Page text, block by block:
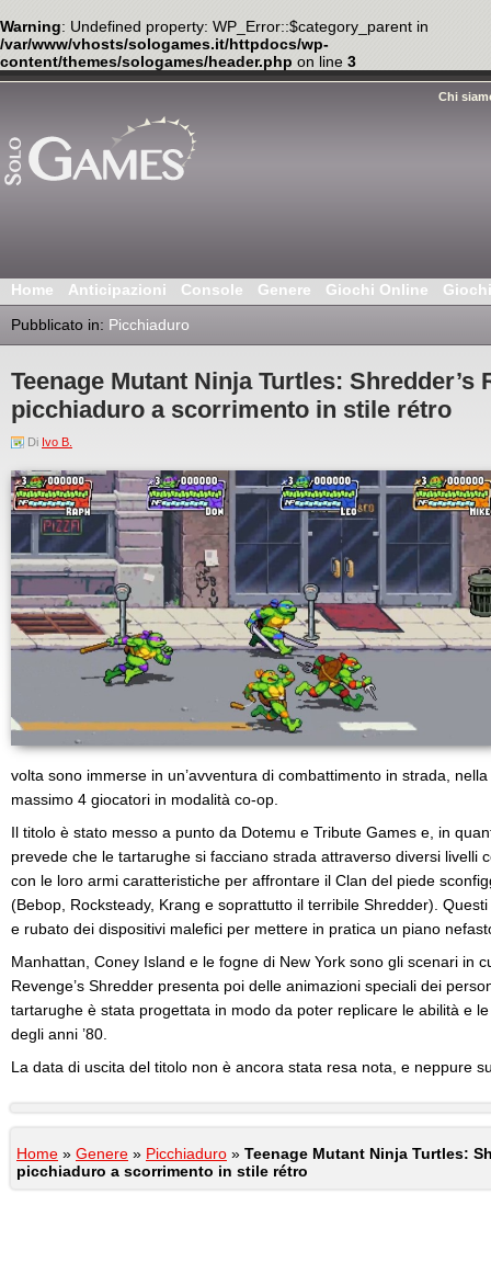
Warning: Undefined property: WP_Error::$category_parent in
/var/www/vhosts/sologames.it/httpdocs/wp-
content/themes/sologames/header.php on line 3
Chi
Home Anticipazioni Console Genere Giochi Online
Pubblicato in: Picchiaduro
Teenage Mutant Ninja Turtles: Shredder’s
picchiaduro a scorrimento in stile rétro
Di Ivo B.
volta sono immerse in un’avventura di combattimento in strada,
massimo 4 giocatori in modalità co-op.
Il titolo è stato messo a punto da Dotemu e Tribute Games e, in
prevede che le tartarughe si facciano strada attraverso diversi livelli
con le loro armi caratteristiche per affrontare il Clan del piede
(Bebop, Rocksteady, Krang e soprattutto il terribile Shredder).
e rubato dei dispositivi malefici per mettere in pratica un piano
Manhattan, Coney Island e le fogne di New York sono gli scenari in
Revenge’s Shredder presenta poi delle animazioni speciali dei
tartarughe è stata progettata in modo da poter replicare le abilità e
degli anni ’80.
La data di uscita del titolo non è ancora stata resa nota, e neppure
Home » Genere » Picchiaduro » Teenage Mutant Ninja Turtles:
picchiaduro a scorrimento in stile rétro